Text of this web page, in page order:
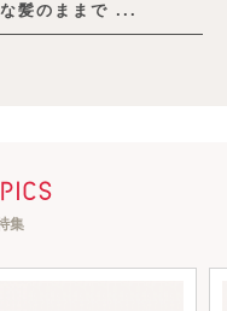
髪のままで ...
集